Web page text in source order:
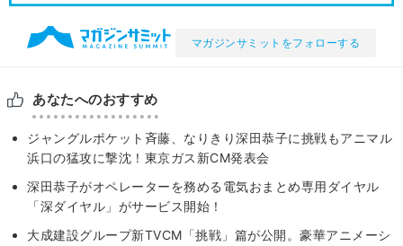
マガジンサミットをフォローする
あなたへのおすすめ
ジャングルポケット斉藤、なりきり深田恭子に挑戦もアニマル
浜口の猛攻に撃沈！東京ガス新CM発表会
深田恭子がオペレーターを務める電気おまとめ専用ダイヤル
「深ダイヤル」がサービス開始！
大成建設グループ新TVCM「挑戦」篇が公開。豪華アニメーシ